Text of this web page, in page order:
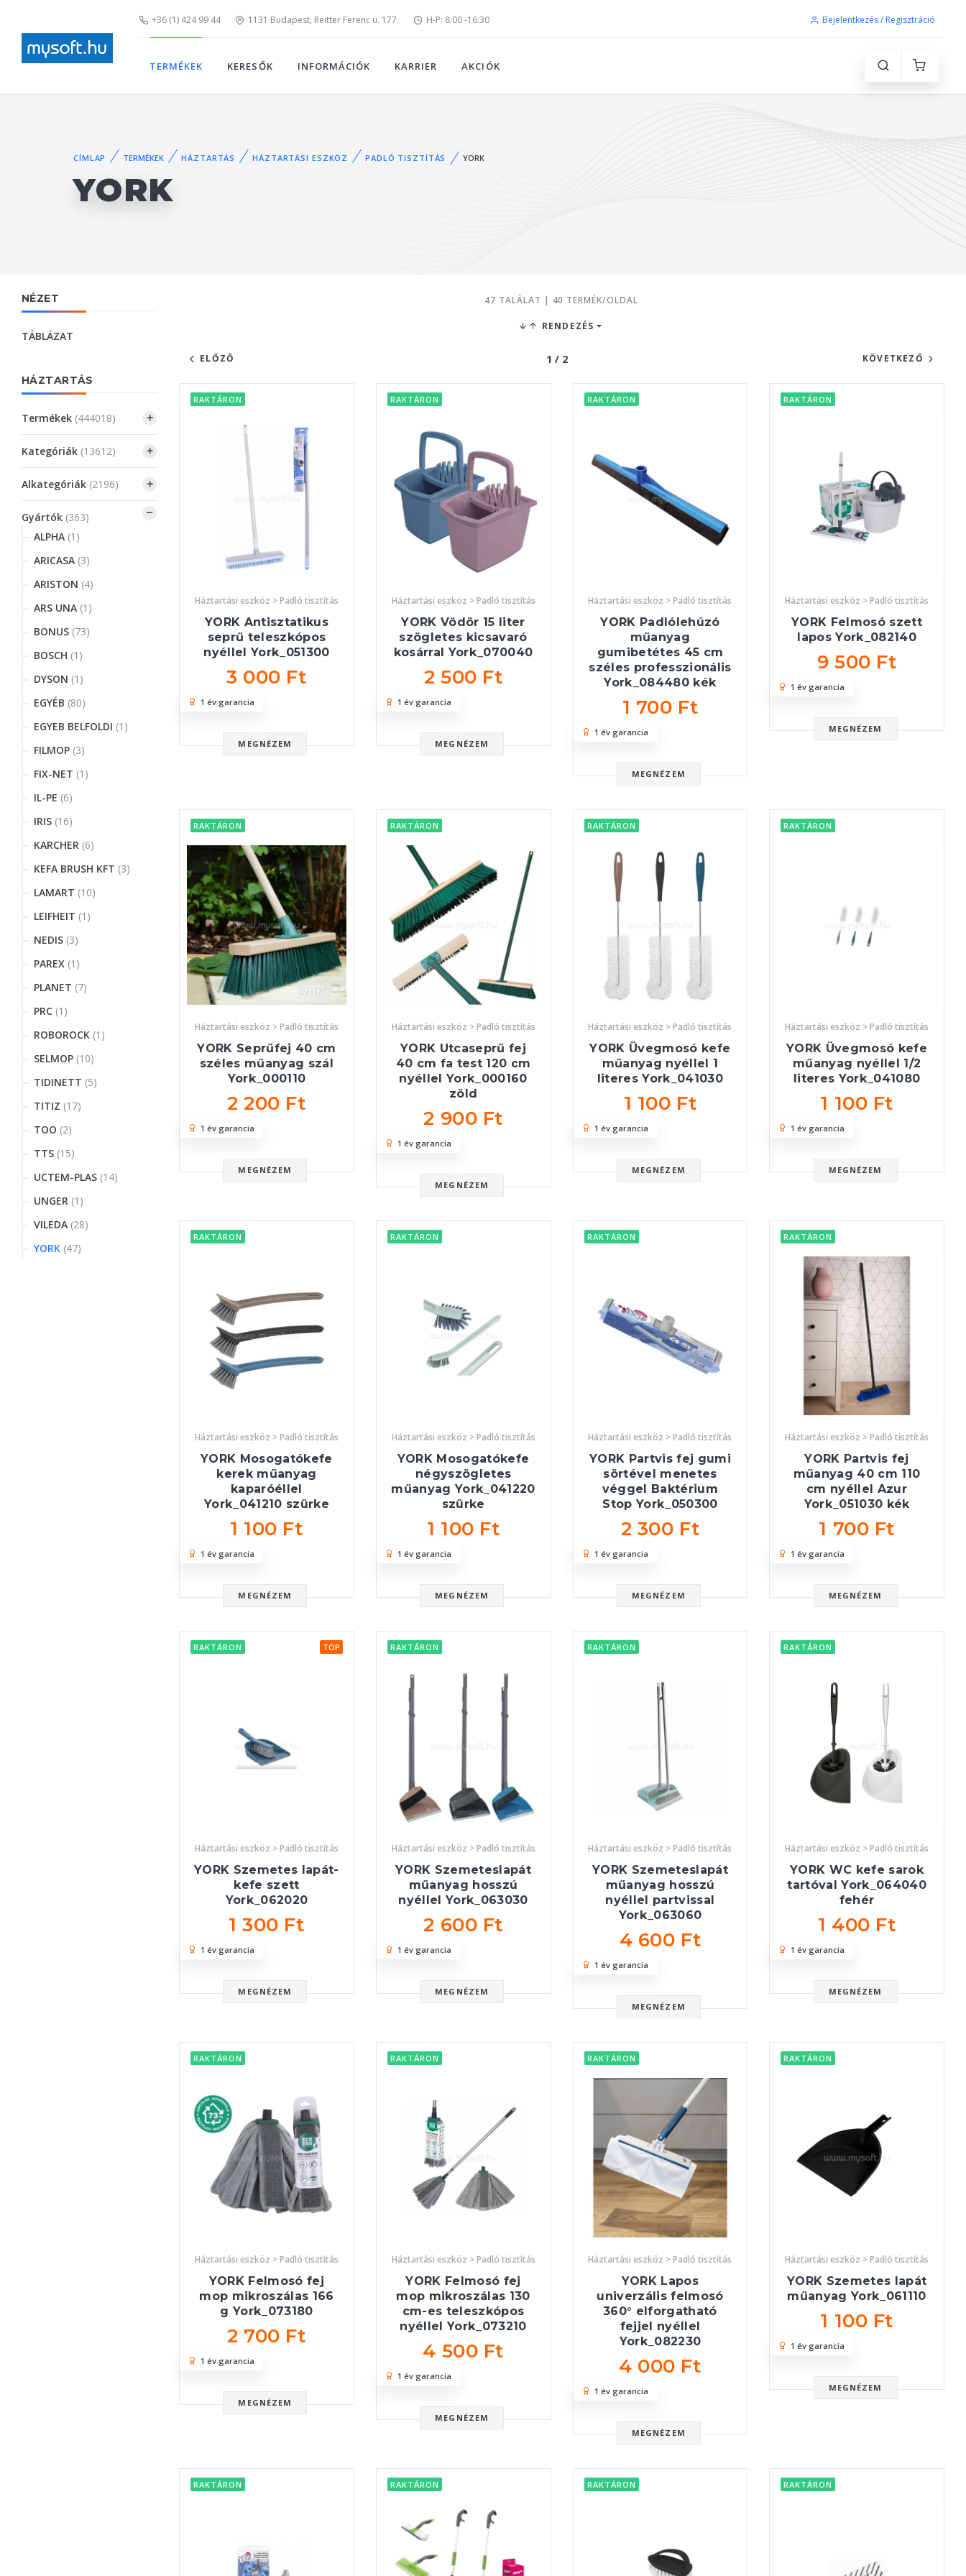
+36 (1) 424 99 44 1131 Budapest, Reitter Ferenc u. 177. H-P: 8:00 -16:30 Bejelentkezés / Regisztráció
TERMÉKEK KERESŐK INFORMÁCIÓK KARRIER AKCIÓK
CÍMLAP TERMÉKEK HÁZTARTÁS HÁZTARTÁSI ESZKÖZ PADLÓ TISZTÍTÁS YORK
YORK
NÉZET
TÁBLÁZAT
HÁZTARTÁS
Termékek (444018)
Kategóriák (13612)
Alkategóriák (2196)
Gyártók (363)
ALPHA (1)
ARICASA (3)
ARISTON (4)
ARS UNA (1)
BONUS (73)
BOSCH (1)
DYSON (1)
EGYÉB (80)
EGYEB BELFOLDI (1)
FILMOP (3)
FIX-NET (1)
IL-PE (6)
IRIS (16)
KARCHER (6)
KEFA BRUSH KFT (3)
LAMART (10)
LEIFHEIT (1)
NEDIS (3)
PAREX (1)
PLANET (7)
PRC (1)
ROBOROCK (1)
SELMOP (10)
TIDINETT (5)
TITIZ (17)
TOO (2)
TTS (15)
UCTEM-PLAS (14)
UNGER (1)
VILEDA (28)
YORK (47)
47 TALÁLAT | 40 TERMÉK/OLDAL
RENDEZÉS
ELŐZŐ 1 / 2 KÖVETKEZŐ
RAKTÁRON
Háztartási eszköz > Padló tisztítás
YORK Antisztatikus
seprű teleszkópos
nyéllel York_051300
3 000 Ft
MEGNÉZEM
1 év garancia
RAKTÁRON
Háztartási eszköz > Padló tisztítás
YORK Vödör 15 liter
szögletes kicsavaró
kosárral York_070040
2 500 Ft
MEGNÉZEM
1 év garancia
RAKTÁRON
Háztartási eszköz > Padló tisztítás
YORK Padlólehúzó
műanyag
gumibetétes 45 cm
széles professzionális
York_084480 kék
1 700 Ft
MEGNÉZEM
1 év garancia
RAKTÁRON
Háztartási eszköz > Padló tisztítás
YORK Felmosó szett
lapos York_082140
9 500 Ft
MEGNÉZEM
1 év garancia
RAKTÁRON
Háztartási eszköz > Padló tisztítás
YORK Seprűfej 40 cm
széles műanyag szál
York_000110
2 200 Ft
MEGNÉZEM
1 év garancia
RAKTÁRON
Háztartási eszköz > Padló tisztítás
YORK Utcaseprű fej
40 cm fa test 120 cm
nyéllel York_000160
zöld
2 900 Ft
MEGNÉZEM
1 év garancia
RAKTÁRON
Háztartási eszköz > Padló tisztítás
YORK Üvegmosó kefe
műanyag nyéllel 1
literes York_041030
1 100 Ft
MEGNÉZEM
1 év garancia
RAKTÁRON
Háztartási eszköz > Padló tisztítás
YORK Üvegmosó kefe
műanyag nyéllel 1/2
literes York_041080
1 100 Ft
MEGNÉZEM
1 év garancia
RAKTÁRON
Háztartási eszköz > Padló tisztítás
YORK Mosogatókefe
kerek műanyag
kaparóéllel
York_041210 szürke
1 100 Ft
MEGNÉZEM
1 év garancia
RAKTÁRON
Háztartási eszköz > Padló tisztítás
YORK Mosogatókefe
négyszögletes
műanyag York_041220
szürke
1 100 Ft
MEGNÉZEM
1 év garancia
RAKTÁRON
Háztartási eszköz > Padló tisztítás
YORK Partvis fej gumi
sörtével menetes
véggel Baktérium
Stop York_050300
2 300 Ft
MEGNÉZEM
1 év garancia
RAKTÁRON
Háztartási eszköz > Padló tisztítás
YORK Partvis fej
műanyag 40 cm 110
cm nyéllel Azur
York_051030 kék
1 700 Ft
MEGNÉZEM
1 év garancia
RAKTÁRON TOP
Háztartási eszköz > Padló tisztítás
YORK Szemetes lapát-
kefe szett
York_062020
1 300 Ft
MEGNÉZEM
1 év garancia
RAKTÁRON
Háztartási eszköz > Padló tisztítás
YORK Szemeteslapát
műanyag hosszú
nyéllel York_063030
2 600 Ft
MEGNÉZEM
1 év garancia
RAKTÁRON
Háztartási eszköz > Padló tisztítás
YORK Szemeteslapát
műanyag hosszú
nyéllel partvissal
York_063060
4 600 Ft
MEGNÉZEM
1 év garancia
RAKTÁRON
Háztartási eszköz > Padló tisztítás
YORK WC kefe sarok
tartóval York_064040
fehér
1 400 Ft
MEGNÉZEM
1 év garancia
RAKTÁRON
Háztartási eszköz > Padló tisztítás
YORK Felmosó fej
mop mikroszálas 166
g York_073180
2 700 Ft
MEGNÉZEM
1 év garancia
RAKTÁRON
Háztartási eszköz > Padló tisztítás
YORK Felmosó fej
mop mikroszálas 130
cm-es teleszkópos
nyéllel York_073210
4 500 Ft
MEGNÉZEM
1 év garancia
RAKTÁRON
Háztartási eszköz > Padló tisztítás
YORK Lapos
univerzális felmosó
360° elforgatható
fejjel nyéllel
York_082230
4 000 Ft
MEGNÉZEM
1 év garancia
RAKTÁRON
Háztartási eszköz > Padló tisztítás
YORK Szemetes lapát
műanyag York_061110
1 100 Ft
MEGNÉZEM
1 év garancia
RAKTÁRON RAKTÁRON RAKTÁRON RAKTÁRON